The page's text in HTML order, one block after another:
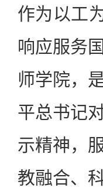
作为以工
响应服务
师学院，
平总书记
示精神，
教融合、